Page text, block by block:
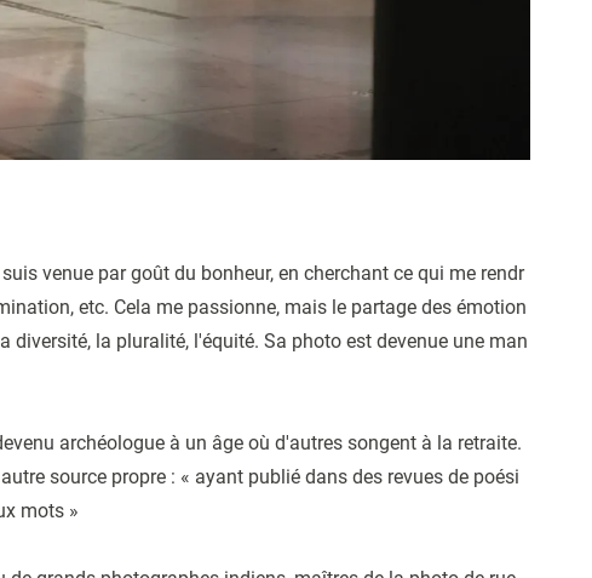
venue par goût du bonheur, en cherchant ce qui me rendr
etc. Cela me passionne, mais le partage des émotion
la pluralité, l'équité. Sa photo est devenue une man
archéologue à un âge où d'autres songent à la retraite.
source propre : « ayant publié dans des revues de poési
mots »